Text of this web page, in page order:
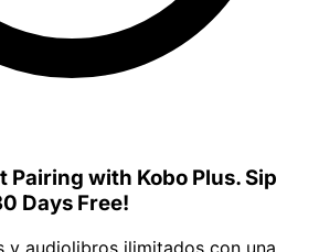
Pairing with Kobo Plus. Sip
Days Free!
y audiolibros ilimitados con una